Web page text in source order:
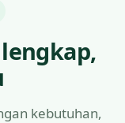
kebutuhan,